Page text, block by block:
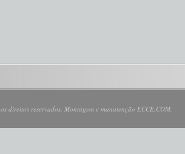
direitos reservados. Montagem e manutenção ECCE.COM.